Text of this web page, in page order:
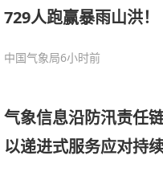
729人跑赢暴雨山洪！
中国气象局6小时前
气象信息沿防汛责任
以递进式服务应对持